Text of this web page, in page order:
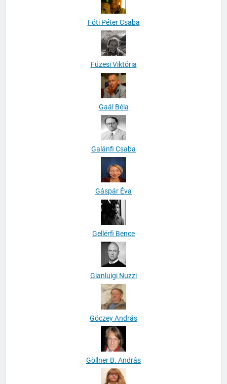
Fóti Péter Csaba
Füzesi Viktória
Gaál Béla
Galánfi Csaba
Gáspár Éva
Gellérfi Bence
Gianluigi Nuzzi
Göczey András
Göllner B. András